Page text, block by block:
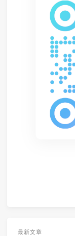
最新文章